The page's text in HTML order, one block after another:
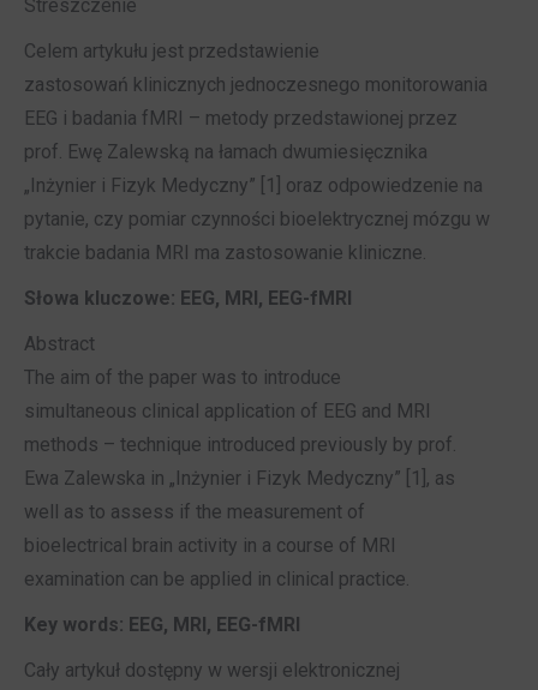
Streszczenie
Celem artykułu jest przedstawienie
zastosowań klinicznych jednoczesnego monitorowania
EEG i badania fMRI – metody przedstawionej przez
prof. Ewę Zalewską na łamach dwumiesięcznika
„Inżynier i Fizyk Medyczny” [1] oraz odpowiedzenie na
pytanie, czy pomiar czynności bioelektrycznej mózgu w
trakcie badania MRI ma zastosowanie kliniczne.
Słowa kluczowe: EEG, MRI, EEG-fMRI
Abstract
The aim of the paper was to introduce
simultaneous clinical application of EEG and MRI
methods – technique introduced previously by prof.
Ewa Zalewska in „Inżynier i Fizyk Medyczny” [1], as
well as to assess if the measurement of
bioelectrical brain activity in a course of MRI
examination can be applied in clinical practice.
Key words: EEG, MRI, EEG-fMRI
Cały artykuł dostępny w wersji elektronicznej